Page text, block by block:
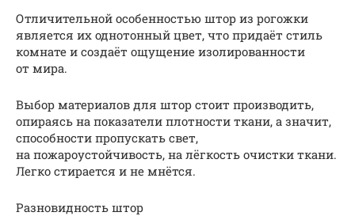
Отличительной особенностью штор из рогожки
является их однотонный цвет, что придаёт стиль
комнате и создаёт ощущение изолированности
от мира.
Выбор материалов для штор стоит производить,
опираясь на показатели плотности ткани, а значит,
способности пропускать свет,
на пожароустойчивость, на лёгкость очистки ткани.
Легко стирается и не мнётся.
Разновидность штор